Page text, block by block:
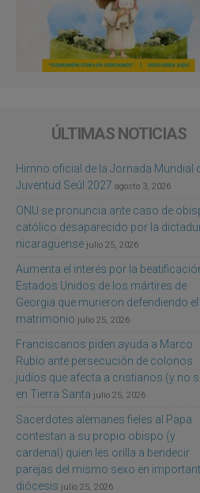
ÚLTIMAS NOTICIAS
Himno oficial de la Jornada Mundial
Juventud Seúl 2027 agosto 3, 2026
ONU se pronuncia ante caso de
católico desaparecido por la
nicaragüense julio 25, 2026
Aumenta el interés por la
Estados Unidos de los mártires de
Georgia que murieron defendiendo el
matrimonio julio 25, 2026
Franciscanos piden ayuda a Marco
Rubio ante persecución de colonos
judíos que afecta a cristianos (y no
en Tierra Santa julio 25, 2026
Sacerdotes alemanes fieles al Papa
contestan a su propio obispo (y
cardenal) quien les orilla a bendecir
parejas del mismo sexo en
diócesis julio 25, 2026